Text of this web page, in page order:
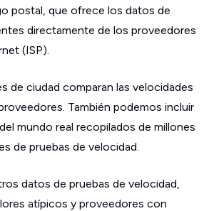
postal, que ofrece los datos de
directamente de los proveedores
(ISP).
de ciudad comparan las velocidades
También podemos incluir
del mundo real recopilados de millones
de pruebas de velocidad.
datos de pruebas de velocidad,
atípicos y proveedores con